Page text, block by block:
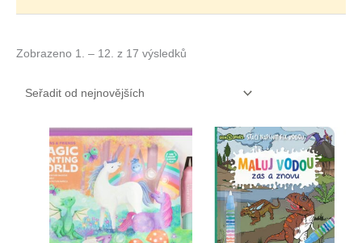
Zobrazeno 1. – 12. z 17 výsledků